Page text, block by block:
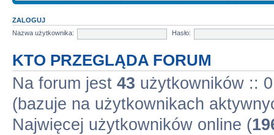
ZALOGUJ
Nazwa użytkownika:
Hasło:
KTO PRZEGLĄDA FORUM
Na forum jest 43 użytkowników ::
(bazuje na użytkownikach
Najwięcej użytkowników online (